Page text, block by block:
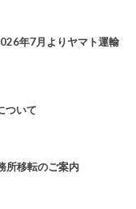
年7月よりヤマト運輸
ついて
所移転のご案内